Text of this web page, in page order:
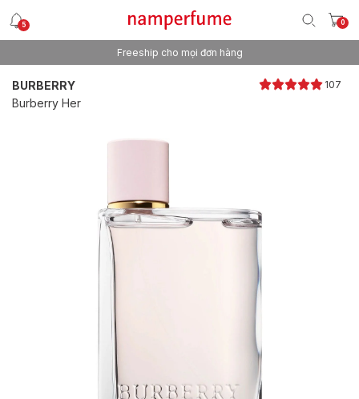
5 0
Freeship cho mọi đơn hàng
BURBERRY 107
Burberry Her